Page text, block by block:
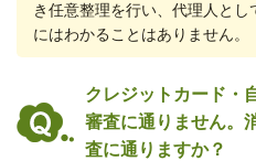
き任意整理を行い、代理人と
にはわかることはありません。
クレジットカード・
審査に通りません。
査に通りますか？